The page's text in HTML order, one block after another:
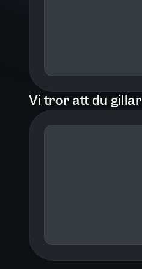
Vi tror att du gillar